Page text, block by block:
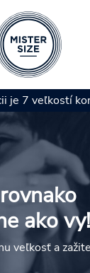
je 7 veľkostí
ako vy!
veľkosť a